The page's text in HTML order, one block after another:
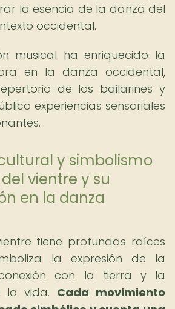
la esencia de la danza del
occidental.
musical ha enriquecido la
en la danza occidental,
de los bailarines y
experiencias sensoriales
y simbolismo
vientre y su
en la danza
tiene profundas raíces
la expresión de la
con la tierra y la
la vida. Cada movimiento